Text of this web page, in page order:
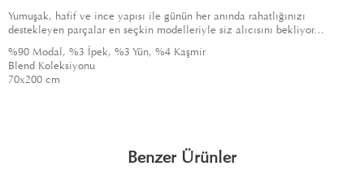
Yumuşak, hafif ve ince yapısı ile günün her anında rahatlığınızı
destekleyen parçalar en seçkin modelleriyle siz alıcısını bekliyor…
%90 Modal, %3 İpek, %3 Yün, %4 Kaşmir
Blend Koleksiyonu
70x200 cm
Benzer Ürünler